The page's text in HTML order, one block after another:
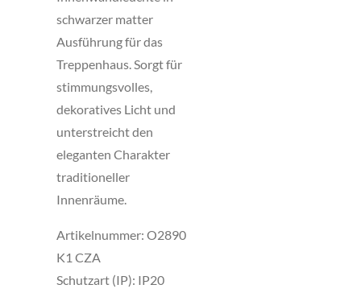
schwarzer matter
Ausführung für das
Treppenhaus. Sorgt für
stimmungsvolles,
dekoratives Licht und
unterstreicht den
eleganten Charakter
traditioneller
Innenräume.
Artikelnummer: O2890
K1 CZA
Schutzart (IP): IP20